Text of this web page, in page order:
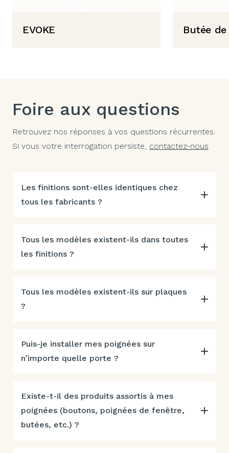
EVOKE Butée
Foire aux questions
Retrouvez nos réponses à vos questions récurrentes.
Si vous votre interrogation persiste, contactez-nous
Les finitions sont-elles identiques chez
tous les fabricants ?
Tous les modèles existent-ils dans toutes
les finitions ?
Tous les modèles existent-ils sur plaques
?
Puis-je installer mes poignées sur
n’importe quelle porte ?
Existe-t-il des produits assortis à mes
poignées (boutons, poignées de fenêtre,
butées, etc.) ?